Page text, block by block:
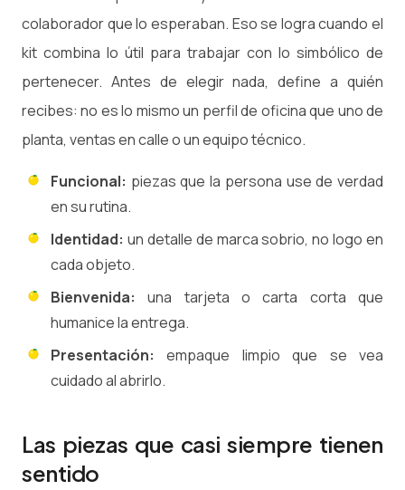
colaborador que lo esperaban. Eso se logra cuando el
kit combina lo útil para trabajar con lo simbólico de
pertenecer. Antes de elegir nada, define a quién
recibes: no es lo mismo un perfil de oficina que uno de
planta, ventas en calle o un equipo técnico.
Funcional: piezas que la persona use de verdad
en su rutina.
Identidad: un detalle de marca sobrio, no logo en
cada objeto.
Bienvenida: una tarjeta o carta corta que
humanice la entrega.
Presentación: empaque limpio que se vea
cuidado al abrirlo.
Las piezas que casi siempre tienen
sentido